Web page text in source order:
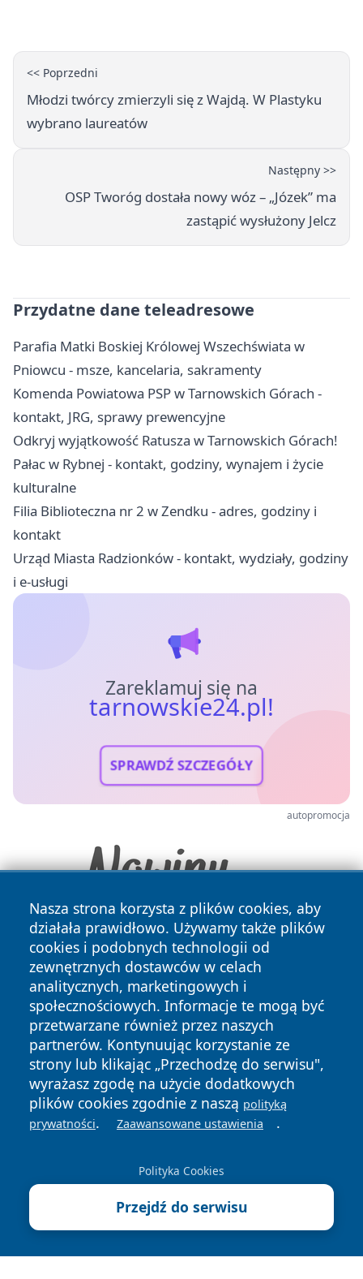
<< Poprzedni
Młodzi twórcy zmierzyli się z Wajdą. W Plastyku
wybrano laureatów
Następny >>
OSP Tworóg dostała nowy wóz – „Józek” ma
zastąpić wysłużony Jelcz
Przydatne dane teleadresowe
Parafia Matki Boskiej Królowej Wszechświata w
Pniowcu - msze, kancelaria, sakramenty
Komenda Powiatowa PSP w Tarnowskich Górach -
kontakt, JRG, sprawy prewencyjne
Odkryj wyjątkowość Ratusza w Tarnowskich Górach!
Pałac w Rybnej - kontakt, godziny, wynajem i życie
kulturalne
Filia Biblioteczna nr 2 w Zendku - adres, godziny i
kontakt
Urząd Miasta Radzionków - kontakt, wydziały, godziny
i e-usługi
Zareklamuj się na
tarnowskie24.pl!
SPRAWDŹ SZCZEGÓŁY
autopromocja
Nasza strona korzysta z plików cookies, aby
działała prawidłowo. Używamy także plików
cookies i podobnych technologii od
zewnętrznych dostawców w celach
analitycznych, marketingowych i
społecznościowych. Informacje te mogą być
przetwarzane również przez naszych
partnerów. Kontynuując korzystanie ze
strony lub klikając „Przechodzę do serwisu",
wyrażasz zgodę na użycie dodatkowych
plików cookies zgodnie z naszą polityką
prywatności. Zaawansowane ustawienia .
Polityka Cookies
Przejdź do serwisu
Copyright © 2026 tarnowskie24.pl Wszystkie prawa
zastrzeżone.
News Autorzy
Polityka
Prywatności
Polityka
Cookies